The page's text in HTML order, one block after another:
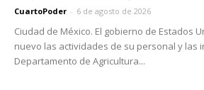
CuartoPoder - 6 de agosto de 2026
Ciudad de México. El gobierno de Estados
nuevo las actividades de su personal y las
Departamento de Agricultura...